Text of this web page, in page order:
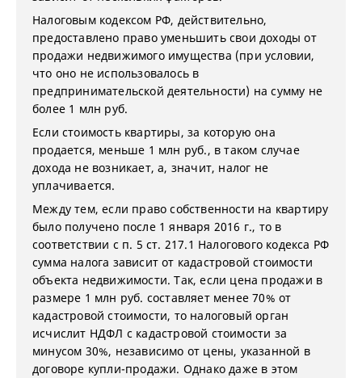
Налоговым кодексом РФ, действительно,
предоставлено право уменьшить свои доходы от
продажи недвижимого имущества (при условии,
что оно не использовалось в
предпринимательской деятельности) на сумму не
более 1 млн руб.
Если стоимость квартиры, за которую она
продается, меньше 1 млн руб., в таком случае
дохода не возникает, а, значит, налог не
уплачивается.
Между тем, если право собственности на квартиру
было получено после 1 января 2016 г., то в
соответствии с п. 5 ст. 217.1 Налогового кодекса РФ
сумма налога зависит от кадастровой стоимости
объекта недвижимости. Так, если цена продажи в
размере 1 млн руб. составляет менее 70% от
кадастровой стоимости, то налоговый орган
исчислит НДФЛ с кадастровой стоимости за
минусом 30%, независимо от цены, указанной в
договоре купли-продажи. Однако даже в этом